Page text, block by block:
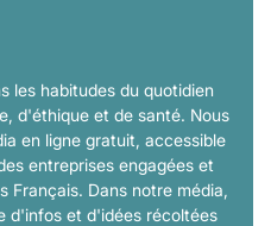
les habitudes du quotidien
d'éthique et de santé. Nous
en ligne gratuit, accessible
entreprises engagées et
Français. Dans notre média,
d'infos et d'idées récoltées